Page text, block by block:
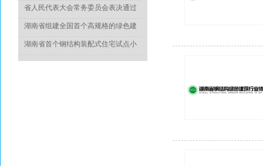
于推动城乡建设绿色发展的意见》
省人民代表大会常务委员会表决通过
《湖南省绿色建筑发展条例》
湖南省组建全国首个高规格的绿色建
造专家委员会
湖南省首个钢结构装配式住宅试点小